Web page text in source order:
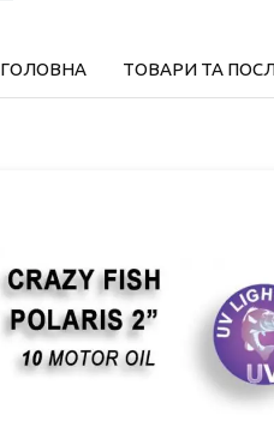
ГОЛОВНА ТОВАРИ ТА